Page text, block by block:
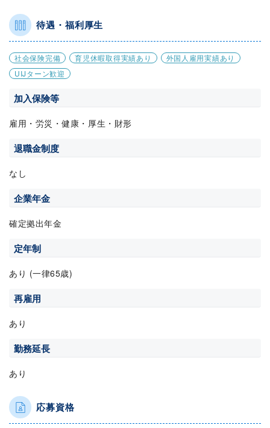
待遇・福利厚生
社会保険完備 育児休暇取得実績あり
外国人雇用実績あり
UIJターン歓迎
加入保険等
雇用・労災・健康・厚生・財形
退職金制度
なし
企業年金
確定拠出年金
定年制
あり (一律65歳)
再雇用
あり
勤務延長
あり
応募資格